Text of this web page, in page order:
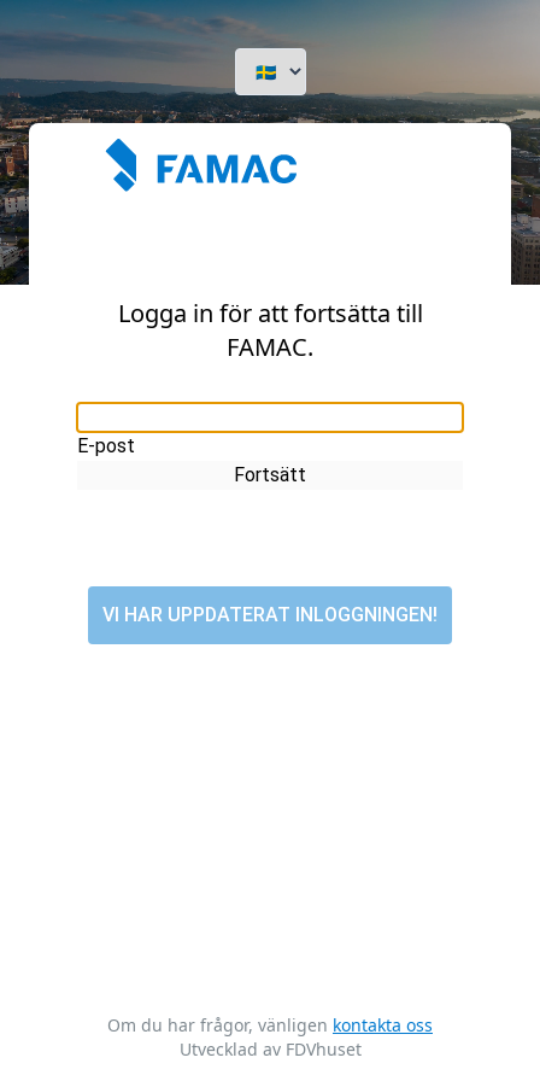
Logga in för att fortsätta till
FAMAC.
E-post
Fortsätt
VI HAR UPPDATERAT INLOGGNINGEN!
Om du har frågor, vänligen kontakta oss
Utvecklad av FDVhuset